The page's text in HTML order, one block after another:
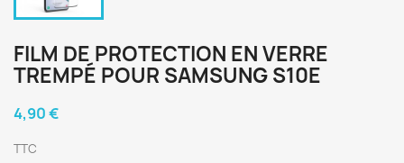
FILM DE PROTECTION EN VERRE
TREMPÉ POUR SAMSUNG S10E
4,90 €
TTC